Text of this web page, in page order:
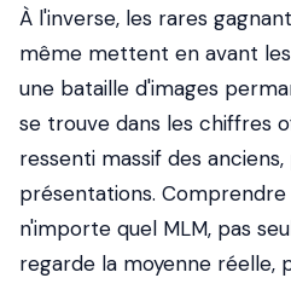
À l'inverse, les rares
même mettent en avant
une bataille d'images
se trouve dans les chiffres
ressenti massif des anciens,
présentations. Comprendre
n'importe quel MLM, pas
regarde la moyenne réelle,